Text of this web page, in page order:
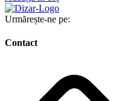
Urmărește-ne pe:
Contact